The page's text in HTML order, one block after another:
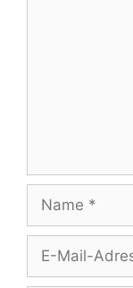
Mail-
Adresse